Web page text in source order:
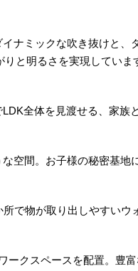
ナミックな吹き抜けと、
と明るさを実現していま
全体を見渡せる、家族
空間。お子様の秘密基地
で物が取り出しやすいウ
ークスペースを配置。豊